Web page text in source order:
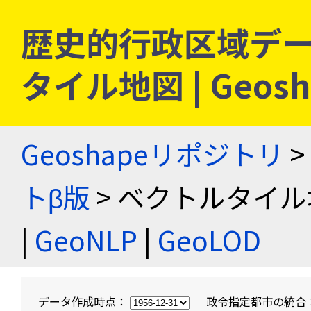
歴史的行政区域デ
タイル地図 |
Geoshapeリポジトリ >
トβ版 > ベクトルタイ
| GeoNLP | GeoLOD
データ作成時点： 政令指定都市の統